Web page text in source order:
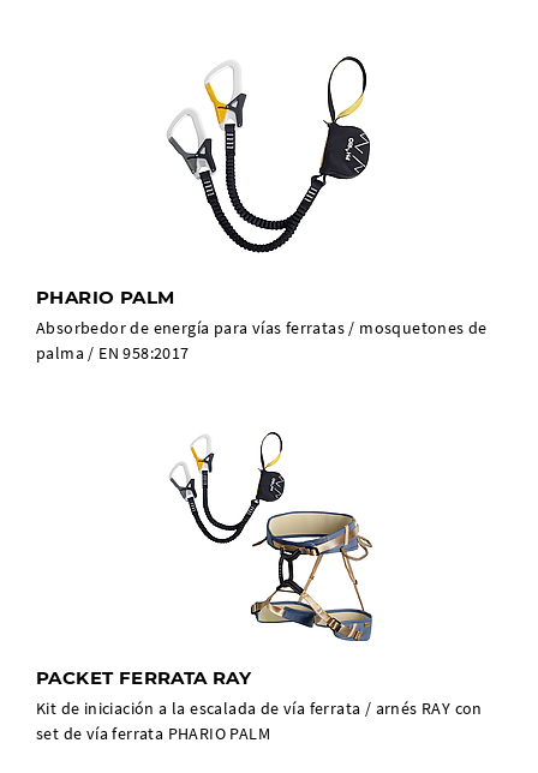
PHARIO PALM
Absorbedor de energía para vías ferratas / mosquetones de
palma / EN 958:2017
PACKET FERRATA RAY
Kit de iniciación a la escalada de vía ferrata / arnés RAY con
set de vía ferrata PHARIO PALM